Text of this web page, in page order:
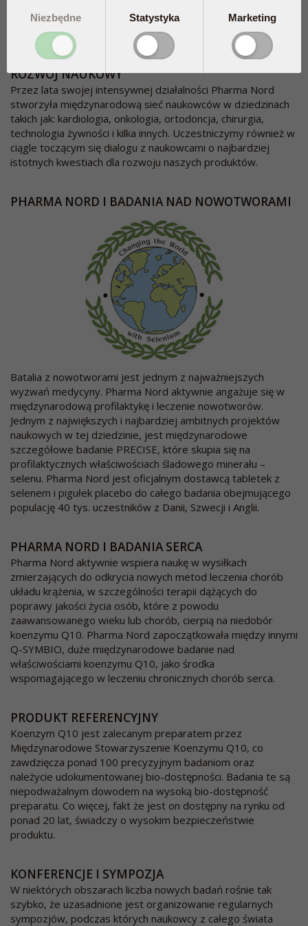
produktów Pharma Nord. Nowe publikacje na bieżąco
zasilają bazę danych.
ROZWÓJ NAUKOWY
Przez lata swojej intensywnej działalności Pharma Nord
stworzyła międzynarodową sieć naukowców w dziedzinach
takich jak: kardiologia, onkologia, ortodoncja, chirurgia,
technologia żywności i kilka innych. Uczestniczymy również w
ciągle toczącym się dialogu z naukowcami o najbardziej
istotnych kwestiach dla rozwoju naszych produktów.
PHARMA NORD I BADANIA NAD NOWOTWORAMI
Batalia z nowotworami jest jednym z najważniejszych
wyzwań medycyny. Pharma Nord aktywnie angażuje się w
międzynarodową profilaktykę i leczenie nowotworów.
Jednym z największych i najbardziej ambitnych projektów
naukowych w tej dziedzinie, jest międzynarodowe
szczegółowe badanie PRECISE, które skupia się na
profilaktycznych właściwościach śladowego minerału –
selenu. Pharma Nord jest oficjalnym dostawcą tabletek z
selenem i pigułek placebo do całego badania obejmującego
populację 40 tys. uczestników z Danii, Szwecji i Anglii.
PHARMA NORD I BADANIA SERCA
Pharma Nord aktywnie wspiera naukę w wysiłkach
zmierzających do odkrycia nowych metod leczenia chorób
układu krążenia, w szczególności terapii dążących do
poprawy jakości życia osób, które z powodu
zaawansowanego wieku lub chorób, cierpią na niedobór
koenzymu Q10. Pharma Nord zapoczątkowała między innymi
Q-SYMBIO, duże międzynarodowe badanie nad
właściwościami koenzymu Q10, jako środka
wspomagającego w leczeniu chronicznych chorób serca.
PRODUKT REFERENCYJNY
Koenzym Q10 jest zalecanym preparatem przez
Międzynarodowe Stowarzyszenie Koenzymu Q10, co
zawdzięcza ponad 100 precyzyjnym badaniom oraz
należycie udokumentowanej bio-dostępności. Badania te są
niepodważalnym dowodem na wysoką bio-dostępność
preparatu. Co więcej, fakt że jest on dostępny na rynku od
ponad 20 lat, świadczy o wysokim bezpieczeństwie
produktu.
KONFERENCJE I SYMPOZJA
W niektórych obszarach liczba nowych badań rośnie tak
szybko, że uzasadnione jest organizowanie regularnych
sympozjów, podczas których naukowcy z całego świata
Niezbędne Statystyka Marketing